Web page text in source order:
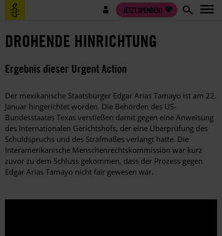
Direkt
zum
Benutzermenü JETZT SPENDEN!
DROHENDE HINRICHTUNG
Ergebnis dieser Urgent Action
Der mexikanische Staatsbürger Edgar Arias Tamayo ist am 22.
Januar hingerichtet worden. Die Behörden des US-
Bundesstaates Texas verstießen damit gegen eine Anweisung
des Internationalen Gerichtshofs, der eine Überprüfung des
Schuldspruchs und des Strafmaßes verlangt hatte. Die
Interamerikanische Menschenrechtskommission war kurz
zuvor zu dem Schluss gekommen, dass der Prozess gegen
Edgar Arias Tamayo nicht fair gewesen war.